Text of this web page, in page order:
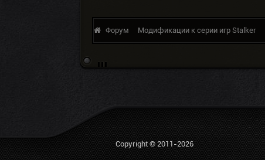
Форум Модификации к серии игр Stalker
Copyright © 2011-2026